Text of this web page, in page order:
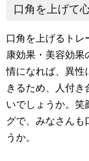
口角を上げて
口角を上げるトレ
康効果・美容効果
情になれば、異性
きるため、人付き
いでしょうか。笑
グで、みなさんも
うか。